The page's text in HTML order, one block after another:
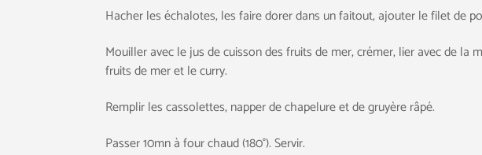
Hacher les échalotes, les faire dorer dans un faitout, ajouter le filet de
Mouiller avec le jus de cuisson des fruits de mer, crémer, lier avec de la
fruits de mer et le curry.
Remplir les cassolettes, napper de chapelure et de gruyère râpé.
Passer 10mn à four chaud (180°). Servir.